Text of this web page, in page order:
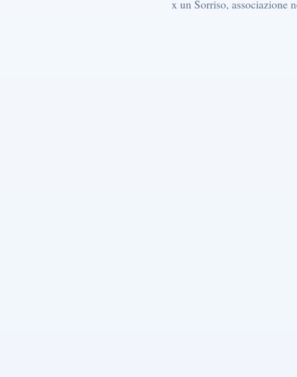
x un Sorriso, associazione